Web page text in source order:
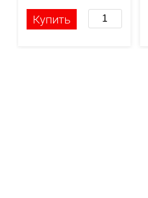
Купить